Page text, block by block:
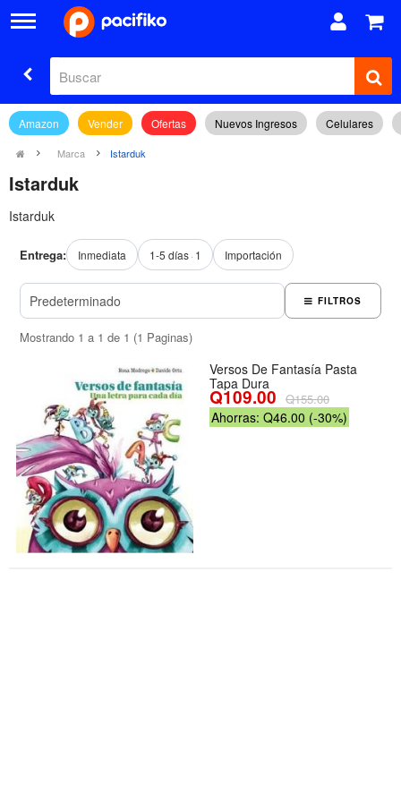
Amazon Vender Ofertas Nuevos Ingresos Celulares
Marca Istarduk
Istarduk
Istarduk
Entrega: Inmediata 1-5 días 1 Importación
FILTROS
Mostrando 1 a 1 de 1 (1 Paginas)
Versos De Fantasía Pasta
Tapa Dura
Q109.00 Q155.00
Ahorras: Q46.00 (-30%)